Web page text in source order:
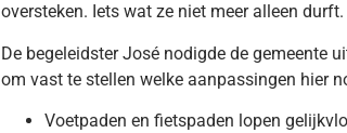
oversteken. Iets wat ze niet meer alleen durft.
De begeleidster José nodigde de gemeente
om vast te stellen welke aanpassingen hier
Voetpaden en fietspaden lopen